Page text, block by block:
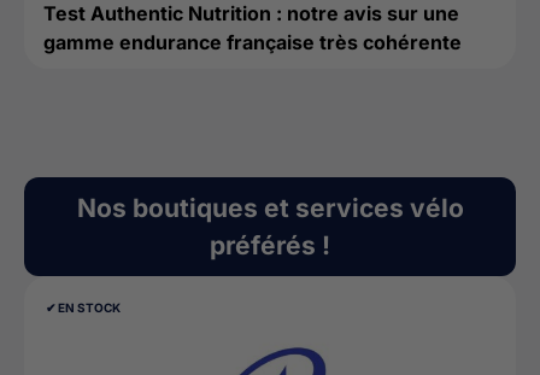
Test Authentic Nutrition : notre avis sur une
gamme endurance française très cohérente
Nos boutiques et services vélo
préférés !
✔︎ EN STOCK